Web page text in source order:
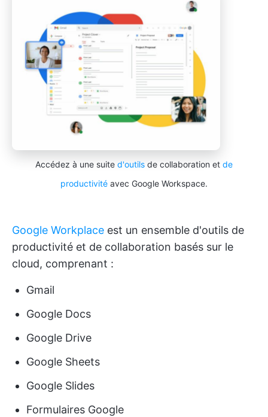
Accédez à une suite d'outils de collaboration et de
productivité avec Google Workspace.
Google Workplace est un ensemble d'outils de
productivité et de collaboration basés sur le
cloud, comprenant :
Gmail
Google Docs
Google Drive
Google Sheets
Google Slides
Formulaires Google